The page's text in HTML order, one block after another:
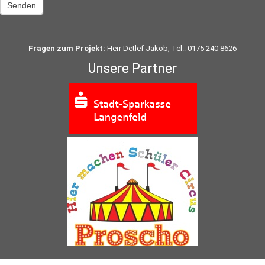
Senden
Fragen zum Projekt: Herr Detlef Jakob, Tel.: 0175 240 8626
Unsere Partner